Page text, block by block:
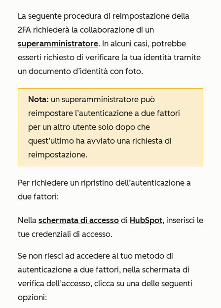
La seguente procedura di reimpostazione della
2FA richiederà la collaborazione di un
superamministratore. In alcuni casi, potrebbe
esserti richiesto di verificare la tua identità tramite
un documento d’identità con foto.
Nota: un superamministratore può
reimpostare l’autenticazione a due fattori
per un altro utente solo dopo che
quest’ultimo ha avviato una richiesta di
reimpostazione.
Per richiedere un ripristino dell’autenticazione a
due fattori:
Nella schermata di accesso di HubSpot, inserisci le
tue credenziali di accesso.
Se non riesci ad accedere al tuo metodo di
autenticazione a due fattori, nella schermata di
verifica dell’accesso, clicca su una delle seguenti
opzioni: